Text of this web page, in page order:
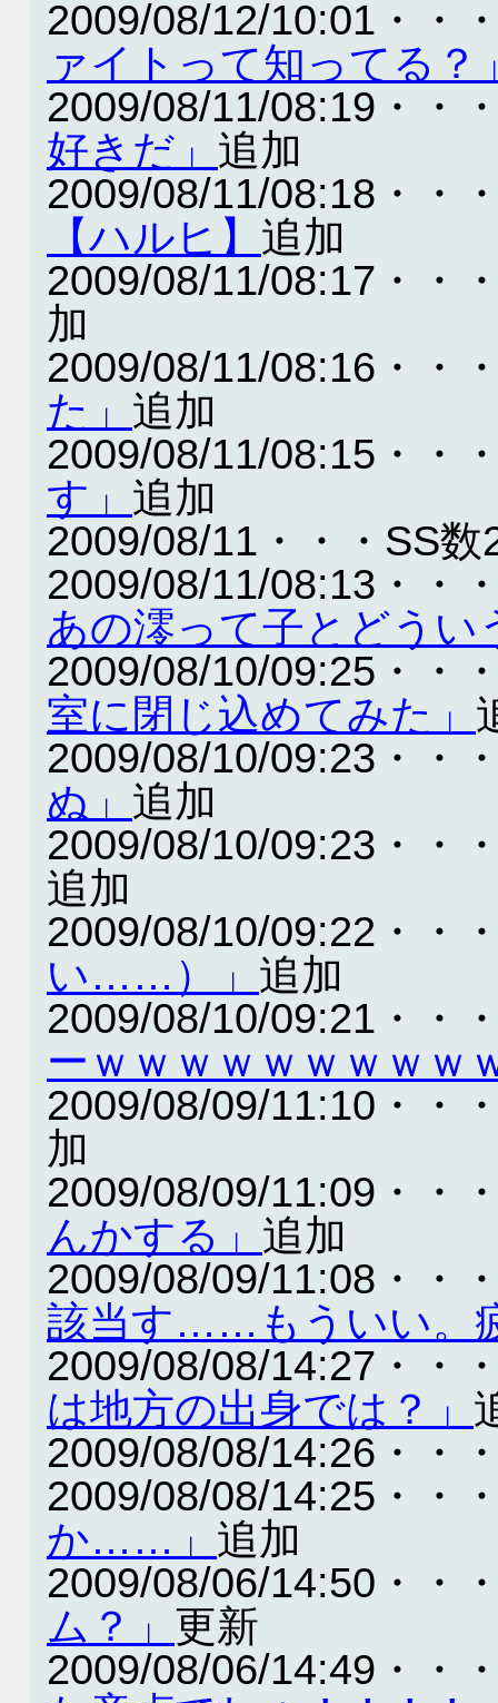
2009/08/12/10:01・・
ァイトって知ってる？
2009/08/11/08:19・・
好きだ」 追加
2009/08/11/08:18・・
【ハルヒ】 追加
2009/08/11/08:17・・
加
2009/08/11/08:16・・
た」 追加
2009/08/11/08:15・・
す」 追加
2009/08/11・・・SS数
2009/08/11/08:13・・
あの澪って子とどうい
2009/08/10/09:25・・
室に閉じ込めてみた」
2009/08/10/09:23・・
ぬ」 追加
2009/08/10/09:23・・
追加
2009/08/10/09:22・・
い……）」 追加
2009/08/10/09:21・・
ーｗｗｗｗｗｗｗｗｗ
2009/08/09/11:10・・
加
2009/08/09/11:09・・
んかする」 追加
2009/08/09/11:08・・
該当す……もういい。
2009/08/08/14:27・・
は地方の出身では？」
2009/08/08/14:26・・
2009/08/08/14:25・・
か……」 追加
2009/08/06/14:50・・
ム？」 更新
2009/08/06/14:49・・